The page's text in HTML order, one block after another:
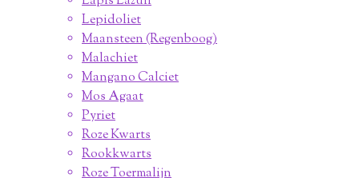
Lepidoliet
Maansteen (Regenboog)
Malachiet
Mangano Calciet
Mos Agaat
Pyriet
Roze Kwarts
Rookkwarts
Roze Toermalijn